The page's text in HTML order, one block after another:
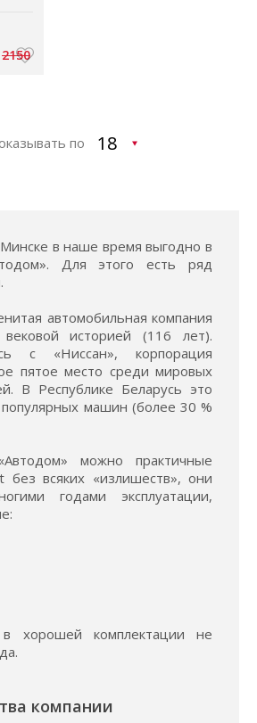
2150
по
в наше время выгодно в
Для этого есть ряд
автомобильная компания
историей (116 лет).
с «Ниссан», корпорация
пятое место среди мировых
В Республике Беларусь это
машин (более 30 %
можно практичные
без всяких «излишеств», они
годами эксплуатации,
хорошей комплектации не
компании